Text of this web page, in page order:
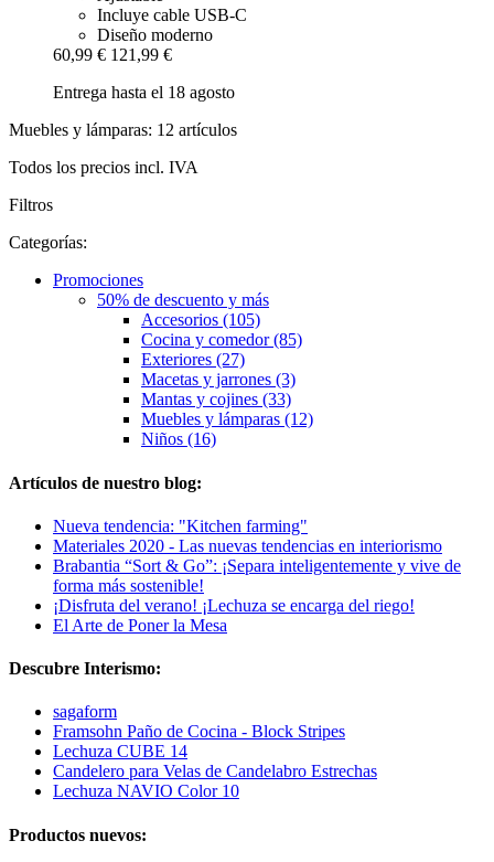
Incluye cable USB-C
Diseño moderno
60,99 € 121,99 €
Entrega hasta el 18 agosto
Muebles y lámparas: 12 artículos
Todos los precios incl. IVA
Filtros
Categorías:
Promociones
50% de descuento y más
Accesorios (105)
Cocina y comedor (85)
Exteriores (27)
Macetas y jarrones (3)
Mantas y cojines (33)
Muebles y lámparas (12)
Niños (16)
Artículos de nuestro blog:
Nueva tendencia: "Kitchen farming"
Materiales 2020 - Las nuevas tendencias en interiorismo
Brabantia “Sort & Go”: ¡Separa inteligentemente y vive de
forma más sostenible!
¡Disfruta del verano! ¡Lechuza se encarga del riego!
El Arte de Poner la Mesa
Descubre Interismo:
sagaform
Framsohn Paño de Cocina - Block Stripes
Lechuza CUBE 14
Candelero para Velas de Candelabro Estrechas
Lechuza NAVIO Color 10
Productos nuevos: